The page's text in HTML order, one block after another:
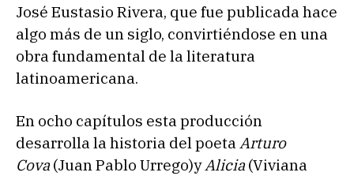
José Eustasio Rivera, que fue publicada hace
algo más de un siglo, convirtiéndose en una
obra fundamental de la literatura
latinoamericana.
En ocho capítulos esta producción
desarrolla la historia del poeta Arturo
Cova(Juan Pablo Urrego)yAlicia(Viviana